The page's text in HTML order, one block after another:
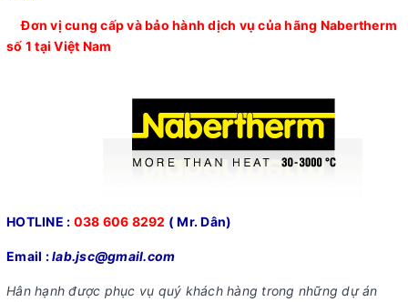
Đơn vị cung cấp và bảo hành dịch vụ của hãng Nabertherm
số 1 tại Việt Nam
HOTLINE : 038 606 8292 ( Mr. Dân)
Email :lab.jsc@gmail.com
Hân hạnh được phục vụ quý khách hàng trong những dự án